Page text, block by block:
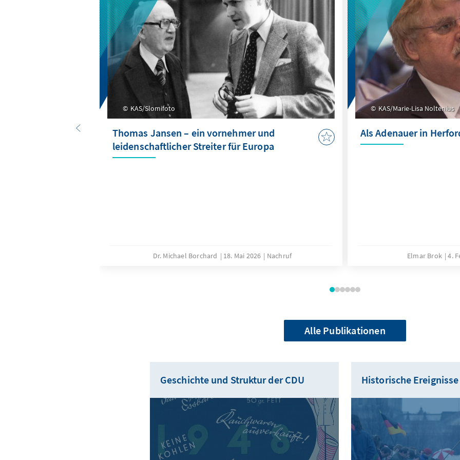
KAS/Slomifoto
Thomas Jansen – ein vornehmer und
leidenschaftlicher Streiter für Europa
Dr. Michael Borchard 18. Mai 2026 Nachruf
KAS/Marie-Lisa Noltenius
Als Adenauer in
Elmar Brok 4.
Alle Publikationen
Geschichte und Struktur der CDU Historische Ereignisse